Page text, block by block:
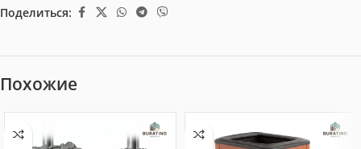
Поделиться:
Похожие